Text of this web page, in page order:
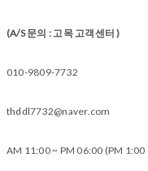
(A/S 문의 : 고목 고객센터 )
010-9809-7732
thddl7732@naver.com
AM 11:00 ~ PM 06:00 (PM 1:00